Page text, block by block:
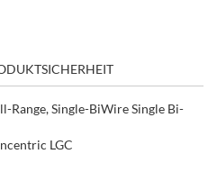
Range, Single-BiWire Single Bi-
LGC